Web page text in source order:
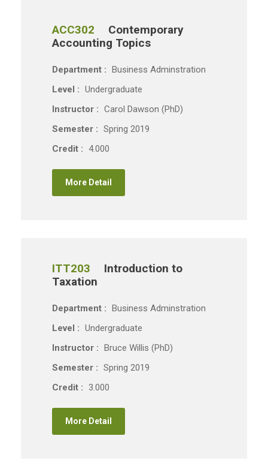
ACC302
Contemporary
Accounting Topics
Department :
Business Adminstration
Level : Undergraduate
Instructor : Carol Dawson (PhD)
Semester : Spring 2019
Credit : 4.000
More Detail
ITT203
Introduction to
Taxation
Department :
Business Adminstration
Level : Undergraduate
Instructor :
Bruce Willis (PhD)
Semester : Spring 2019
Credit : 3.000
More Detail